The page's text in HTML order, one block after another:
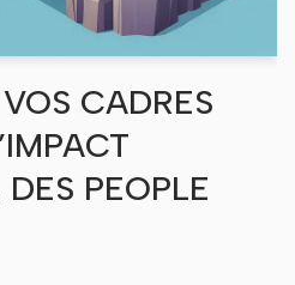
CADRES
PEOPLE